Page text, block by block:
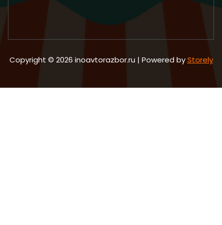
Copyright © 2026 inoavtorazbor.ru | Powered byStorely